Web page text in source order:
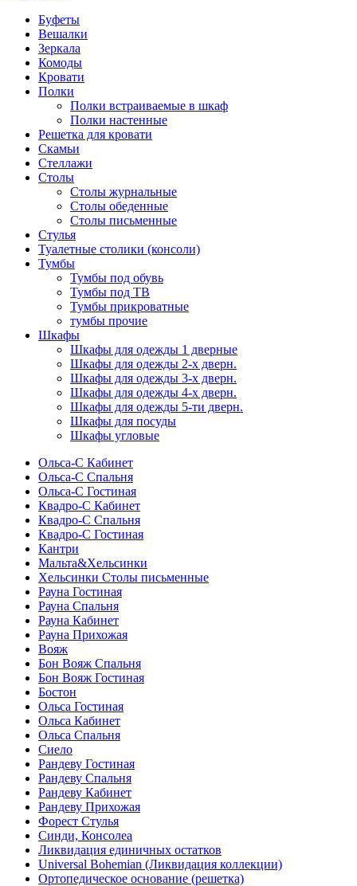
Буфеты
Вешалки
Зеркала
Комоды
Кровати
Полки
Полки встраиваемые в шкаф
Полки настенные
Решетка для кровати
Скамьи
Стеллажи
Столы
Столы журнальные
Столы обеденные
Столы письменные
Стулья
Туалетные столики (консоли)
Тумбы
Тумбы под обувь
Тумбы под ТВ
Тумбы прикроватные
тумбы прочие
Шкафы
Шкафы для одежды 1 дверные
Шкафы для одежды 2-х дверн.
Шкафы для одежды 3-х дверн.
Шкафы для одежды 4-х дверн.
Шкафы для одежды 5-ти дверн.
Шкафы для посуды
Шкафы угловые
Ольса-С Кабинет
Ольса-С Спальня
Ольса-С Гостиная
Квадро-С Кабинет
Квадро-С Спальня
Квадро-С Гостиная
Кантри
Мальта&Хельсинки
Хельсинки Столы письменные
Рауна Гостиная
Рауна Спальня
Рауна Кабинет
Рауна Прихожая
Вояж
Бон Вояж Спальня
Бон Вояж Гостиная
Бостон
Ольса Гостиная
Ольса Кабинет
Ольса Спальня
Сиело
Рандеву Гостиная
Рандеву Спальня
Рандеву Кабинет
Рандеву Прихожая
Форест Стулья
Синди, Консолеа
Ликвидация единичных остатков
Universal Bohemian (Ликвидация коллекции)
Ортопедическое основание (решетка)